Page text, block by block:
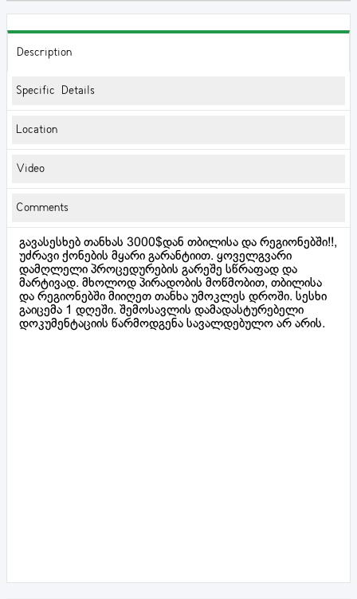
Description
Specific Details
Location
Video
Comments
გავასესხებ თანხას 3000$დან თბილისა და რეგიონებში!!,
უძრავი ქონების მყარი გარანტიით. ყოველგვარი
დამღლელი პროცედურების გარეშე სწრაფად და
მარტივად. მხოლოდ პირადობის მოწმობით, თბილისა
და რეგიონებში მიიღეთ თანხა უმოკლეს დროში. სესხი
გაიცემა 1 დღეში. შემოსავლის დამადასტურებელი
დოკუმენტაციის წარმოდგენა სავალდებულო არ არის.